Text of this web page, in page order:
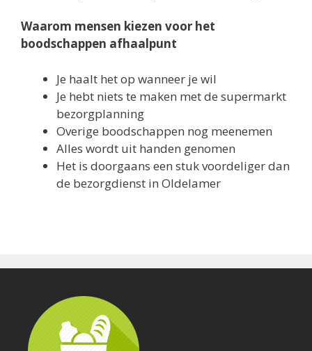
Waarom mensen kiezen voor het
boodschappen afhaalpunt
Je haalt het op wanneer je wil
Je hebt niets te maken met de supermarkt
bezorgplanning
Overige boodschappen nog meenemen
Alles wordt uit handen genomen
Het is doorgaans een stuk voordeliger dan
de bezorgdienst in Oldelamer